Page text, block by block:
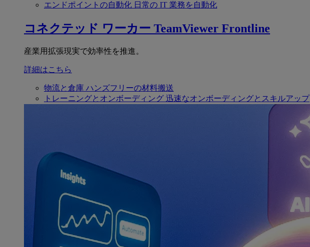
エンドポイントの自動化 日常の IT 業務を自動化
コネクテッド ワーカー TeamViewer Frontline
産業用拡張現実で効率性を推進。
詳細はこちら
物流と倉庫 ハンズフリーの材料搬送
トレーニングとオンボーディング 迅速なオンボーディングとスキルアップ